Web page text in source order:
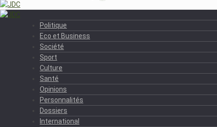
Politique
Eco et Business
Société
Sport
Culture
Santé
Opinions
Personnalités
Dossiers
International